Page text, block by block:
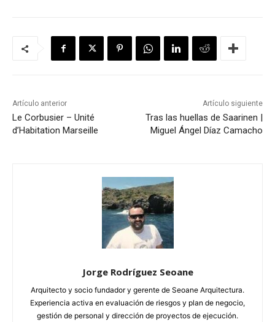
Artículo anterior
Le Corbusier – Unité
d’Habitation Marseille
Artículo siguiente
Tras las huellas de Saarinen |
Miguel Ángel Díaz Camacho
Jorge Rodríguez Seoane
Arquitecto y socio fundador y gerente de Seoane Arquitectura.
Experiencia activa en evaluación de riesgos y plan de negocio,
gestión de personal y dirección de proyectos de ejecución.